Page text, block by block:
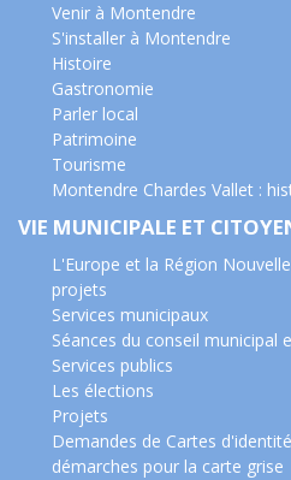
Venir à Montendre
S'installer à Montendre
Histoire
Gastronomie
Parler local
Patrimoine
Tourisme
Montendre Chardes Vallet :
VIE MUNICIPALE ET
L'Europe et la Région
projets
Services municipaux
Séances du conseil municipal
Services publics
Les élections
Projets
Demandes de Cartes
démarches pour la carte grise